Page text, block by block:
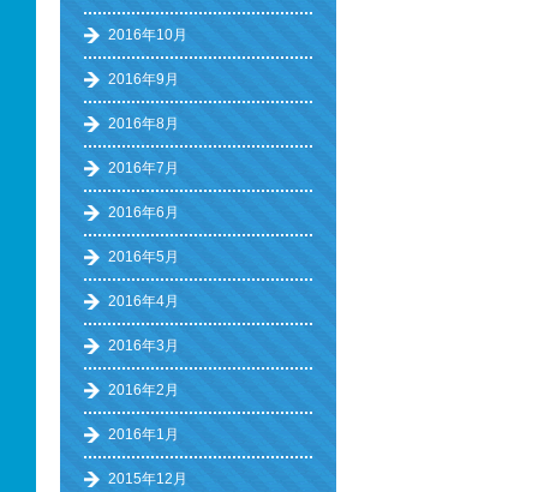
2016年10月
2016年9月
2016年8月
2016年7月
2016年6月
2016年5月
2016年4月
2016年3月
2016年2月
2016年1月
2015年12月